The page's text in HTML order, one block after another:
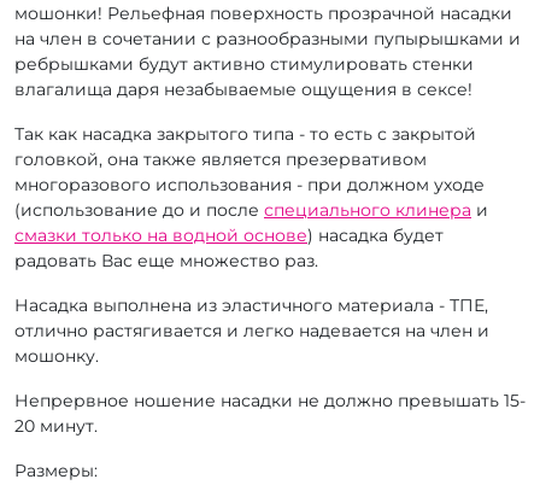
мошонки! Рельефная поверхность прозрачной насадки
на член в сочетании с разнообразными пупырышками и
ребрышками будут активно стимулировать стенки
влагалища даря незабываемые ощущения в сексе!
Так как насадка закрытого типа - то есть с закрытой
головкой, она также является презервативом
многоразового использования - при должном уходе
(использование до и после специального клинера и
смазки только на водной основе) насадка будет
радовать Вас еще множество раз.
Насадка выполнена из эластичного материала - ТПЕ,
отлично растягивается и легко надевается на член и
мошонку.
Непрервное ношение насадки не должно превышать 15-
20 минут.
Размеры: